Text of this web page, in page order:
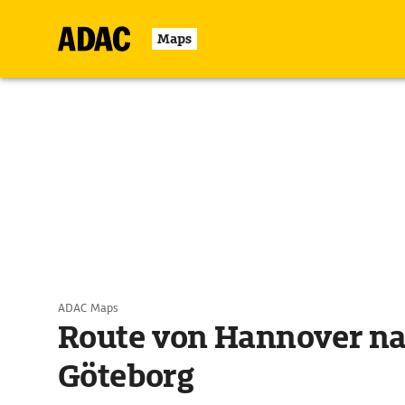
Maps
ADAC Maps
Route von Hannover
Göteborg